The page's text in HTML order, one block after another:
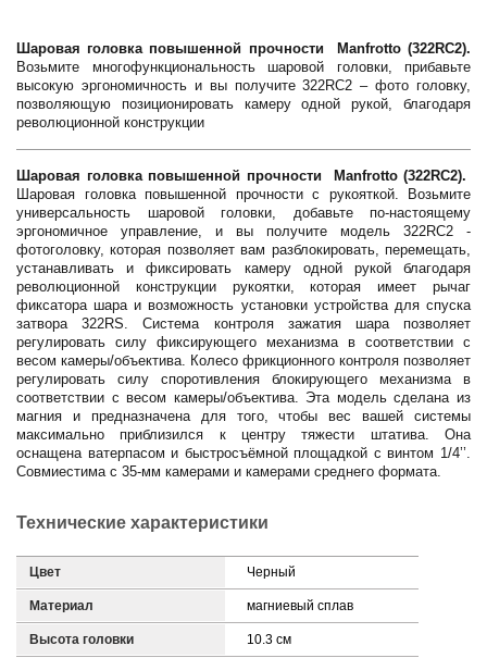
Шаровая головка повышенной прочности Manfrotto (322RC2).
Возьмите многофункциональность шаровой головки, прибавьте
высокую эргономичность и вы получите 322RC2 – фото головку,
позволяющую позиционировать камеру одной рукой, благодаря
революционной конструкции
Шаровая головка повышенной прочности Manfrotto (322RC2).
Шаровая головка повышенной прочности с рукояткой. Возьмите
универсальность шаровой головки, добавьте по-настоящему
эргономичное управление, и вы получите модель 322RC2 -
фотоголовку, которая позволяет вам разблокировать, перемещать,
устанавливать и фиксировать камеру одной рукой благодаря
революционной конструкции рукоятки, которая имеет рычаг
фиксатора шара и возможность установки устройства для спуска
затвора 322RS. Система контроля зажатия шара позволяет
регулировать силу фиксирующего механизма в соответствии с
весом камеры/объектива. Колесо фрикционного контроля позволяет
регулировать силу споротивления блокирующего механизма в
соответствии с весом камеры/объектива. Эта модель сделана из
магния и предназначена для того, чтобы вес вашей системы
максимально приблизился к центру тяжести штатива. Она
оснащена ватерпасом и быстросъёмной площадкой с винтом 1/4’’.
Совмиестима с 35-мм камерами и камерами среднего формата.
Технические характеристики
Цвет Черный
Материал магниевый сплав
Высота головки 10.3 см